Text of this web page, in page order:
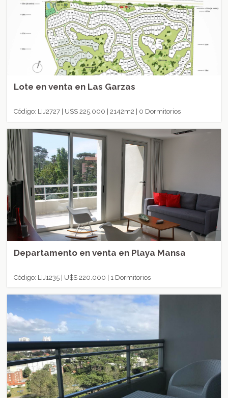
Lote en venta en Las Garzas
Código: LIJ2727 | U$S 225.000 | 2142m2 | 0 Dormitorios
Departamento en venta en Playa Mansa
Código: LIJ1235 | U$S 220.000 | 1 Dormitorios